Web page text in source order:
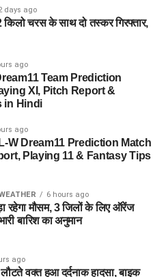
days ago
किलो चरस के साथ दो तस्कर गिरफ्तार,
ago
Team Prediction
XI, Pitch Report &
in Hindi
ago
W Dream11 Prediction Match
Playing 11 & Fantasy Tips
6 hours ago
रहेगा मौसम, 3 जिलों के लिए ऑरेंज
बारिश का अनुमान
ago
वक्त हुआ दर्दनाक हादसा, बाइक